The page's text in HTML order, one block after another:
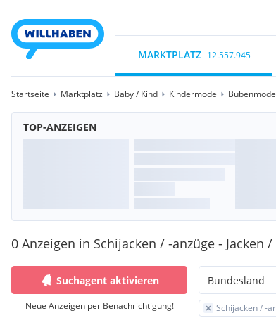
MARKTPLATZ 12.557.945
Startseite Marktplatz Baby / Kind Kindermode Bubenmode
TOP-ANZEIGEN
0 Anzeigen in Schijacken / -anzüge - Jacken
Suchagent aktivieren
Neue Anzeigen per Benachrichtigung!
Bundesland
Schijacken / -